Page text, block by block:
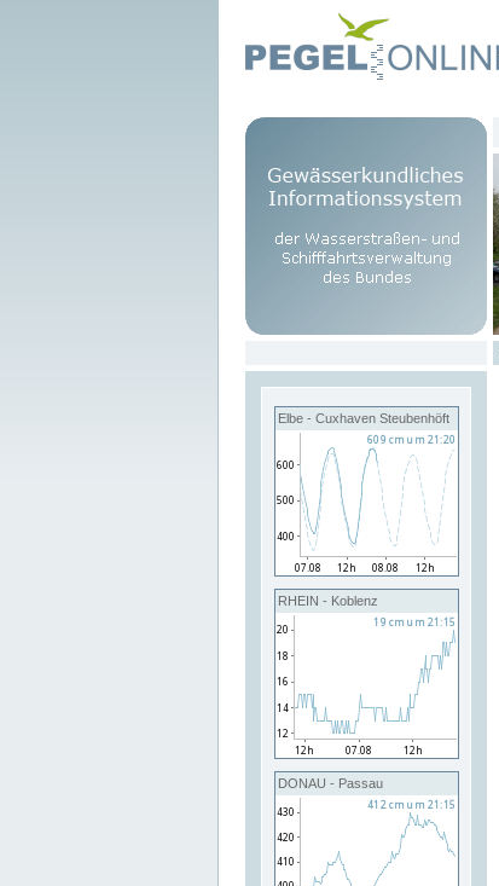
Elbe - Cuxhaven Steubenhöft
RHEIN - Koblenz
DONAU - Passau